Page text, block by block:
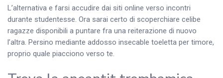
L’alternativa e farsi accudire dai siti online verso incontri
durante studentesse. Ora sarai certo di scoperchiare celibe
ragazze disponibili a puntare fra una reiterazione di nuovo
l’altra. Persino mediante addosso insecable toeletta per timore,
proprio quale piacciono verso te.